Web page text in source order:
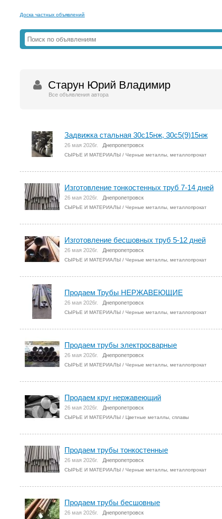
Доска частных объявлений
Старун Юрий Владимир
Все объявления автора
Задвижка стальная 30с15нж, 30с5(9)15нж
26 мая 2026г. Днепропетровск
СЫРЬЕ И МАТЕРИАЛЫ / Черные металлы, металлопрокат
Изготовление тонкостенных труб 7-14 дней
26 мая 2026г. Днепропетровск
СЫРЬЕ И МАТЕРИАЛЫ / Черные металлы, металлопрокат
Изготовление бесшовных труб 5-12 дней
26 мая 2026г. Днепропетровск
СЫРЬЕ И МАТЕРИАЛЫ / Черные металлы, металлопрокат
Продаем Трубы НЕРЖАВЕЮЩИЕ
26 мая 2026г. Днепропетровск
СЫРЬЕ И МАТЕРИАЛЫ / Черные металлы, металлопрокат
Продаем трубы электросварные
26 мая 2026г. Днепропетровск
СЫРЬЕ И МАТЕРИАЛЫ / Черные металлы, металлопрокат
Продаем круг нержавеющий
26 мая 2026г. Днепропетровск
СЫРЬЕ И МАТЕРИАЛЫ / Цветные металлы, сплавы
Продаем трубы тонкостенные
26 мая 2026г. Днепропетровск
СЫРЬЕ И МАТЕРИАЛЫ / Черные металлы, металлопрокат
Продаем трубы бесшовные
26 мая 2026г. Днепропетровск